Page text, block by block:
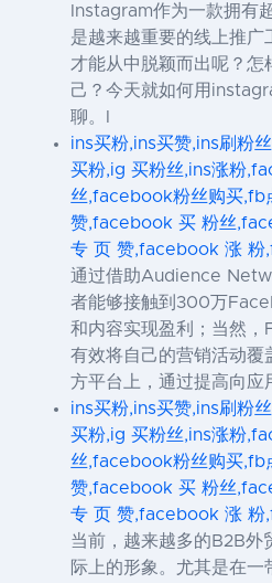
Instagram作为一款拥有
是越来越重要的线上推广
才能从中脱颖而出呢？怎
己？今天就如何用
聊。I
ins买粉,ins买赞,ins刷粉
买粉,ig 买粉丝,ins涨粉
丝,facebook粉丝购买,fb
赞,facebook 买 粉丝
专 页 赞,facebook 涨 粉
通过借助Audience
者能够接触到300万
和内容实现盈利；当然
有效将自己的营销活动覆
方平台上，通过提高向应
ins买粉,ins买赞,ins刷粉
买粉,ig 买粉丝,ins涨粉
丝,facebook粉丝购买,fb
赞,facebook 买 粉丝
专 页 赞,facebook 涨 粉
当前，越来越多的B2B外
际上的形象。尤其是在